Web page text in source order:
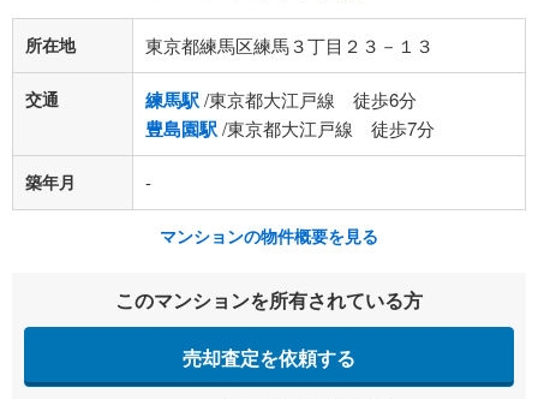
所在地 東京都練馬区練馬３丁目２３－１３
交通 練馬駅/東京都大江戸線 徒歩6分
豊島園駅/東京都大江戸線 徒歩7分
築年月 -
マンションの物件概要を見る
このマンションを所有されている方
売却査定を依頼する